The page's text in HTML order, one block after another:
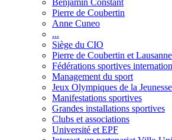
Pierre de Coubertin
Anne Cuneo
...
Siège du CIO
Pierre de Coubertin et Lausanne
Fédérations sportives
Management du sport
Jeux Olympiques de la
Manifestations sportives
Grandes installations sportives
Clubs et associations
Université et EPF